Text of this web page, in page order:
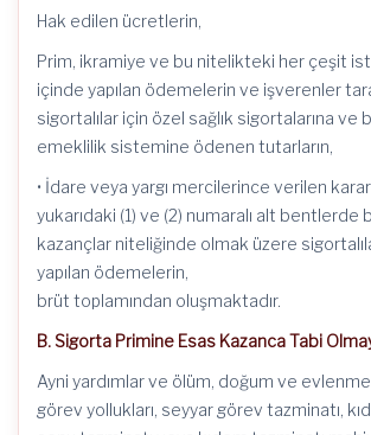
Hak edilen ücretlerin,
Prim, ikramiye ve bu nitelikteki her çeşit
içinde yapılan ödemelerin ve işverenler
sigortalılar için özel sağlık sigortalarına ve
emeklilik sistemine ödenen tutarların,
• İdare veya yargı mercilerince verilen
yukarıdaki (1) ve (2) numaralı alt bentlerde
kazançlar niteliğinde olmak üzere
yapılan ödemelerin,
brüt toplamından oluşmaktadır.
B. Sigorta Primine Esas Kazanca Tabi
Ayni yardımlar ve ölüm, doğum ve evlenme
görev yollukları, seyyar görev tazminatı,